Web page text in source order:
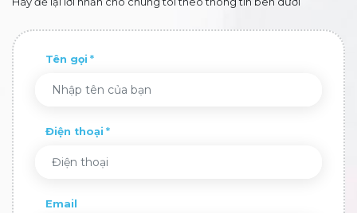
Tên gọi
Điện thoại
Email